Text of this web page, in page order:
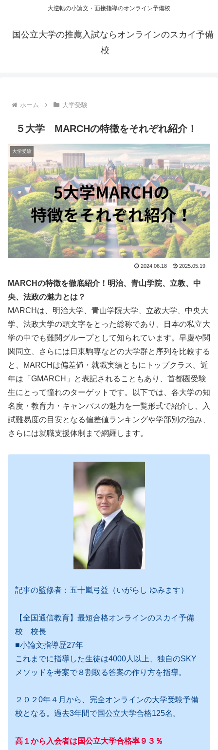
大逆転の小論文・面接指導のオンライン予備校
国公立大学の推薦入試ならオンラインのスカイ予備
校
ホーム 大学受験
５大学 MARCHの特徴をそれぞれ紹介！
大学受験
2024.06.18 2025.05.19
MARCHの特徴を徹底紹介！明治、青山学院、立教、中
央、法政の魅力とは？
MARCHは、明治大学、青山学院大学、立教大学、中央大
学、法政大学の頭文字をとった総称であり、日本の私立大
学の中でも難関グループとして知られています。早慶や関
関同立、さらには日東駒専などの大学群と序列を比較する
と、MARCHは偏差値・就職実績ともにトップクラス。近
年は「GMARCH」と表記されることもあり、首都圏受験
生にとって憧れのターゲットです。以下では、各大学の知
名度・教育力・キャンパスの魅力を一覧形式で紹介し、入
試難易度の目安となる偏差値ランキングや学部別の強み、
さらには就職支援体制まで網羅します。
記事の監修者：五十嵐弓益（いがらし ゆみます）
【全国通信教育】最短合格オンラインのスカイ予備
校 校長
■小論文指導歴27年
これまでに指導した生徒は4000人以上、独自のSKY
メソッドを考案で８割取る答案の作り方を指導。
２０２0年４月から、完全オンラインの大学受験予備
校となる。過去3年間で国公立大学合格125名。
高１から入会者は国公立大学合格率９３％